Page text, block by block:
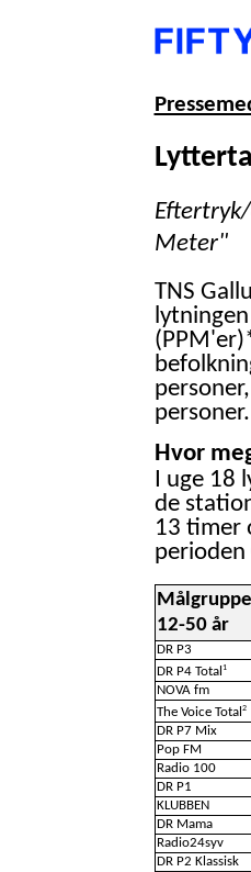
Meter"
TNS
personer.
Hvor
I uge 18
de
13 timer
Målgruppe
12-50 år
DR P3
DR P4 Total 1
NOVA fm
The Voice Total 2
DR P7 Mix
Pop FM
Radio 100
DR P1
KLUBBEN
DR Mama
Radio24syv
DR P2 Klassisk